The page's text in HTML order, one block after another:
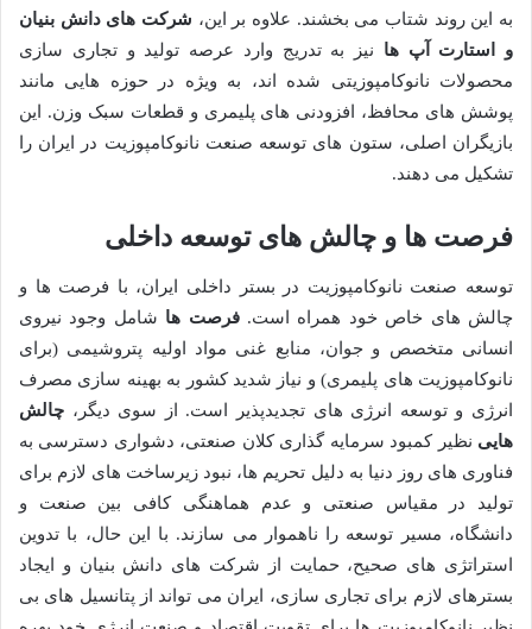
به این روند شتاب می بخشند. علاوه بر این، شرکت های دانش بنیان
و استارت آپ ها نیز به تدریج وارد عرصه تولید و تجاری سازی
محصولات نانوکامپوزیتی شده اند، به ویژه در حوزه هایی مانند
پوشش های محافظ، افزودنی های پلیمری و قطعات سبک وزن. این
بازیگران اصلی، ستون های توسعه صنعت نانوکامپوزیت در ایران را
تشکیل می دهند.
فرصت ها و چالش های توسعه داخلی
توسعه صنعت نانوکامپوزیت در بستر داخلی ایران، با فرصت ها و
چالش های خاص خود همراه است.فرصت ها شامل وجود نیروی
انسانی متخصص و جوان، منابع غنی مواد اولیه پتروشیمی (برای
نانوکامپوزیت های پلیمری) و نیاز شدید کشور به بهینه سازی مصرف
انرژی و توسعه انرژی های تجدیدپذیر است. از سوی دیگر، چالش
هایی نظیر کمبود سرمایه گذاری کلان صنعتی، دشواری دسترسی به
فناوری های روز دنیا به دلیل تحریم ها، نبود زیرساخت های لازم برای
تولید در مقیاس صنعتی و عدم هماهنگی کافی بین صنعت و
دانشگاه، مسیر توسعه را ناهموار می سازند. با این حال، با تدوین
استراتژی های صحیح، حمایت از شرکت های دانش بنیان و ایجاد
بسترهای لازم برای تجاری سازی، ایران می تواند از پتانسیل های بی